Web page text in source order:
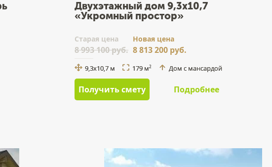
Двухэтажный дом 9,3х10,7
«Укромный простор»
Cтарая цена
8 993 100 руб.
Новая цена
8 813 200 руб.
9,3х10,7 м 179 м2 Дом с мансардой
Получить смету Подробнее